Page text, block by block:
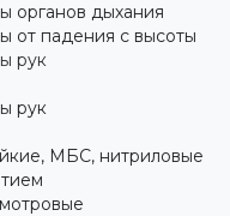
органов дыхания
от падения с высоты
рук
рук
МБС, нитриловые